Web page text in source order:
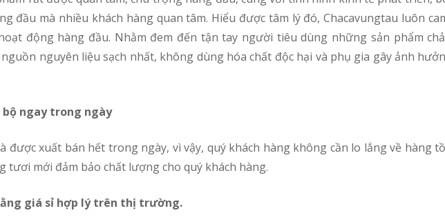
đầu mà nhiều khách hàng quan tâm. Hiểu được tâm lý đó, Chacavungtau luôn
động hàng đầu. Nhằm đem đến tận tay người tiêu dùng những sản phẩm
nguyên liệu sạch nhất, không dùng hóa chất độc hại và phụ gia gây ảnh
bộ ngay trong ngày
tươi mới đảm bảo chất lượng cho quý khách hàng.
giá sỉ hợp lý trên thị trường.